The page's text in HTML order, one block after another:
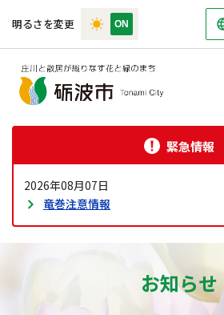
明るさを変更
緊急情報
2026年08月07日
竜巻注意情報
お知らせ